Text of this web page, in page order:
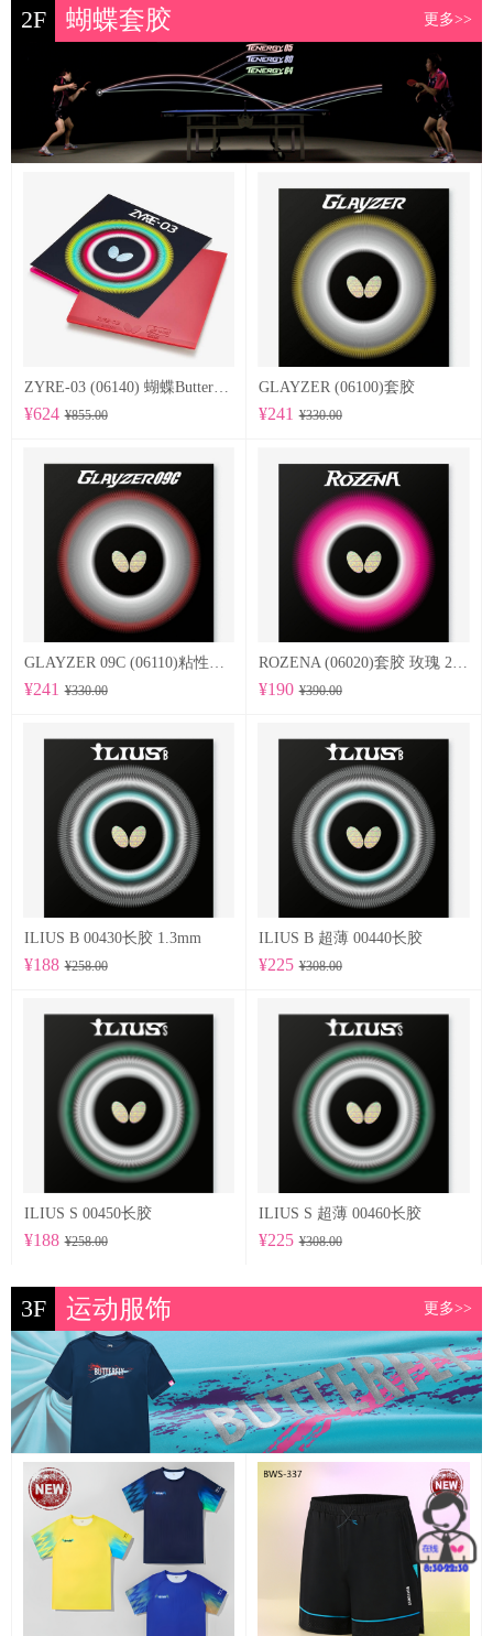
2F 蝴蝶套胶 更多>>
ZYRE-03 (06140) 蝴蝶Butterfly 专业反胶套胶
¥624 ¥855.00
GLAYZER (06100)套胶
¥241 ¥330.00
GLAYZER 09C (06110)粘性套胶
¥241 ¥330.00
ROZENA (06020)套胶 玫瑰 2.1mm
¥190 ¥390.00
ILIUS B 00430长胶 1.3mm
¥188 ¥258.00
ILIUS B 超薄 00440长胶
¥225 ¥308.00
ILIUS S 00450长胶
¥188 ¥258.00
ILIUS S 超薄 00460长胶
¥225 ¥308.00
3F 运动服饰 更多>>